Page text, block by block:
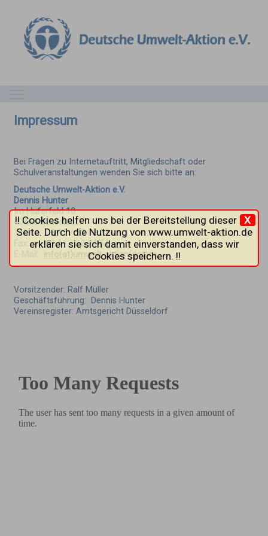
Impressum
Bei Fragen zu Internetauftritt, Mitgliedschaft oder
Schulveranstaltungen wenden Sie sich bitte an:
Deutsche Umwelt-Aktion e.V.
Dennis Hunter
Im Huferfeld 10
40468 Düsseldorf
Tel.: 02 11 / 13 13 22
Fax: 02 11 / 13 24 54
info(at)umwelt-aktion(dot)de
Vorsitzender: Ralf Müller
Geschäftsführung: Dennis Hunter
Vereinsregister: Amtsgericht Düsseldorf
X
!! Cookies helfen uns bei der Bereitstellung dieser
Seite. Durch die Nutzung von www.umwelt-aktion.de
erklären sie sich damit einverstanden, dass wir
Cookies speichern. !!